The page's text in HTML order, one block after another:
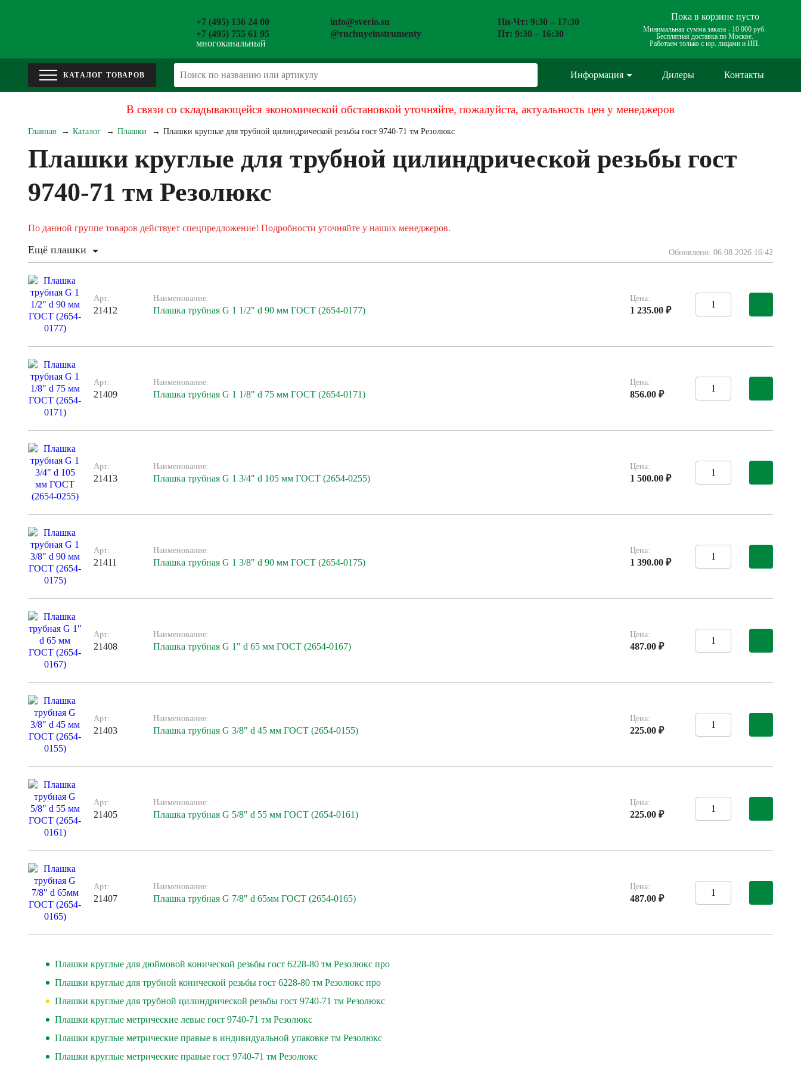
+7 (495) 136 24 00
+7 (495) 755 61 95
многоканальный
info@sverlo.su
@ruchnyeinstrumenty
Пн-Чт: 9:30 – 17:30
Пт: 9:30 – 16:30
Пока в корзине пусто
Минимальная сумма заказа - 10 000 руб.
Бесплатная доставка по Москве.
Работаем только с юр. лицами и ИП.
Информация Дилеры Контакты
В связи со складывающейся экономической обстановкой уточняйте, пожалуйста, актуальность цен у менеджеров
Главная Каталог Плашки Плашки круглые для трубной цилиндрической резьбы гост 9740-71 тм Резолюкс
Плашки круглые для трубной цилиндрической резьбы гост
9740-71 тм Резолюкс
По данной группе товаров действует спецпредложение! Подробности уточняйте у наших менеджеров.
Ещё плашки Обновлено: 06.08.2026 16:42
Арт:
21412
Наименование:
Плашка трубная G 1 1/2" d 90 мм ГОСТ (2654-0177)
Цена:
1 235.00 ₽
Арт:
21409
Наименование:
Плашка трубная G 1 1/8" d 75 мм ГОСТ (2654-0171)
Цена:
856.00 ₽
Арт:
21413
Наименование:
Плашка трубная G 1 3/4" d 105 мм ГОСТ (2654-0255)
Цена:
1 500.00 ₽
Арт:
21411
Наименование:
Плашка трубная G 1 3/8" d 90 мм ГОСТ (2654-0175)
Цена:
1 390.00 ₽
Арт:
21408
Наименование:
Плашка трубная G 1" d 65 мм ГОСТ (2654-0167)
Цена:
487.00 ₽
Арт:
21403
Наименование:
Плашка трубная G 3/8" d 45 мм ГОСТ (2654-0155)
Цена:
225.00 ₽
Арт:
21405
Наименование:
Плашка трубная G 5/8" d 55 мм ГОСТ (2654-0161)
Цена:
225.00 ₽
Арт:
21407
Наименование:
Плашка трубная G 7/8" d 65мм ГОСТ (2654-0165)
Цена:
487.00 ₽
Плашки круглые для дюймовой конической резьбы гост 6228-80 тм Резолюкс про
Плашки круглые для трубной конической резьбы гост 6228-80 тм Резолюкс про
Плашки круглые для трубной цилиндрической резьбы гост 9740-71 тм Резолюкс
Плашки круглые метрические левые гост 9740-71 тм Резолюкс
Плашки круглые метрические правые в индивидуальной упаковке тм Резолюкс
Плашки круглые метрические правые гост 9740-71 тм Резолюкс